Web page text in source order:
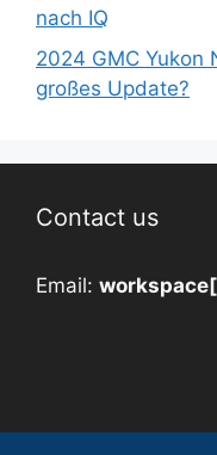
nach IQ
2024 GMC Yukon
großes Update?
Contact us
Email: